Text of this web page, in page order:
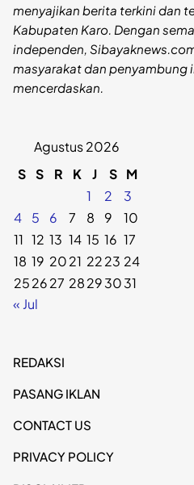
menyajikan berita terkini dan
Kabupaten Karo. Dengan
independen,
masyarakat dan penyambung
mencerdaskan.
Agustus 2026
S S R K J S M
1
2
3
4
5 6 7 8 9
10
11 12 13 14 15 16 17
18 19 2021 2223 24
252627 28293031
« Jul
REDAKSI
PASANG IKLAN
CONTACT US
PRIVACY POLICY